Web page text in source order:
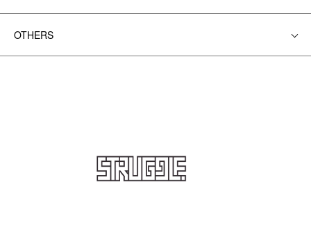
OTHERS